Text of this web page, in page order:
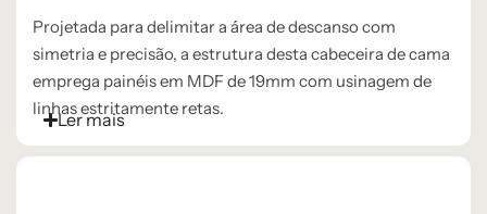
Projetada para delimitar a área de descanso com
simetria e precisão, a estrutura desta cabeceira de cama
emprega painéis em MDF de 19mm com usinagem de
linhas estritamente retas.
Ler mais